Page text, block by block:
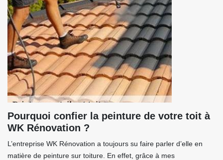
Pourquoi confier la peinture de votre toit à
WK Rénovation ?
L’entreprise WK Rénovation a toujours su faire parler d’elle en
matière de peinture sur toiture. En effet, grâce à mes